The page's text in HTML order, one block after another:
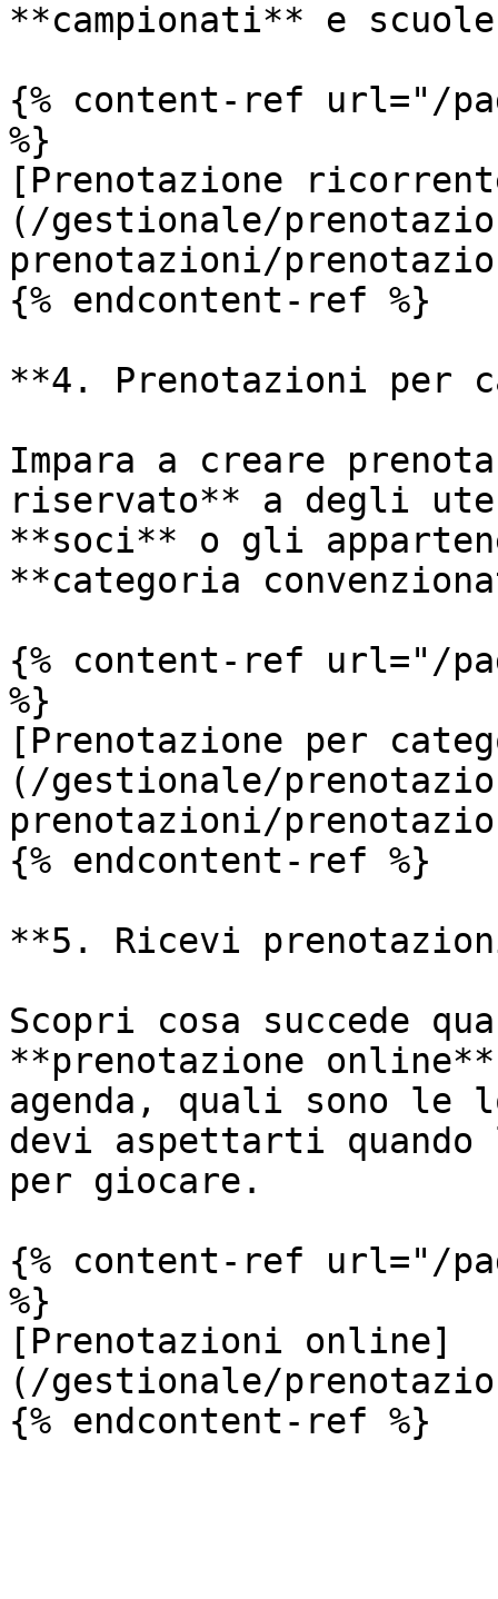
**campionati** e
{% content-ref url="/
%}
[Prenotazione
(/gestionale/
prenotazioni/
{% endcontent-ref %}
**4. Prenotazioni per
Impara a creare
riservato** a degli
**soci** o gli
**categoria
{% content-ref url="/
%}
[Prenotazione per
(/gestionale/
prenotazioni/
{% endcontent-ref %}
**5. Ricevi
Scopri cosa succede
**prenotazione
agenda, quali sono le
devi aspettarti
per giocare.
{% content-ref url="/
%}
[Prenotazioni online]
(/gestionale/